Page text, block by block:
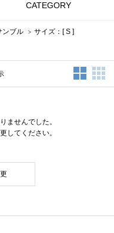
CATEGORY
ンブル サイズ：[S ]
2列表示
ませんでした。
してください。